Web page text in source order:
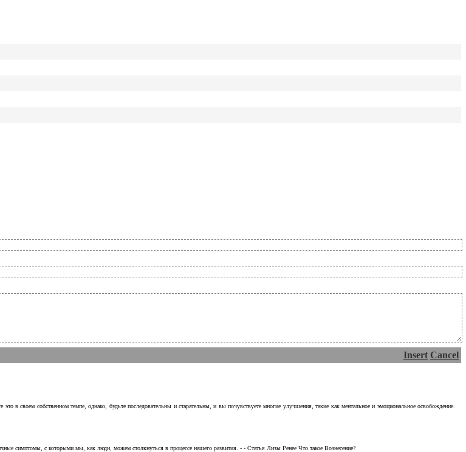
Insert Cancel
в своем собственном темпе, однако, будьте последовательны и старательны, и вы почувствуете многие улучшения, такие как ментальное и эмоциональное освобождение.
симптомы, с которыми мы, как люди, можем столкнуться в процессе нашего развития. - - Статья Лизы Ренее Что такое Вознесение?